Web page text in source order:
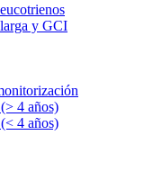
y GCI
4 años)
4 años)